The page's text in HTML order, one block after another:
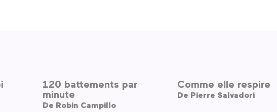
120 battements par
minute
De Robin Campillo
Comme elle respire
De Pierre Salvadori